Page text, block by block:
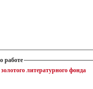
работе
литературного фонда